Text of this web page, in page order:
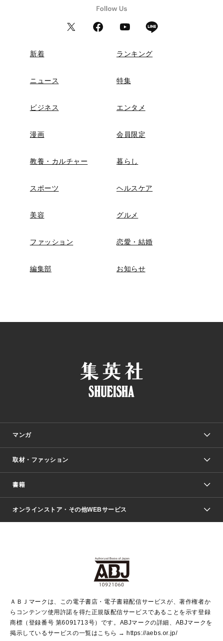
新着 ランキング
ニュース 特集
ビジネス エンタメ
漫画 会員限定
教養・カルチャー 暮らし
スポーツ ヘルスケア
美容 グルメ
ファッション 恋愛・結婚
編集部 お知らせ
マンガ
少年マンガ
Vジャンプ
ジャンプルーキー！
ジャンプTOON
S-MANGA
週刊ヤングジャンプ
ウルトラジャンプ
少女マンガ
リマコミ＋
マンガMeets
月刊オフィスユー
取材・ファッション
Seventeen
LEE
Marisol
芸能・情報・スポーツ
パラスポ＋！
書籍
文芸・文庫・総合
青春と読書
アジア人物史
集英社新書
集英社新書プラス
よみタイ
ライトノベル・ノベライズ
集英社Webマガジン Cobalt
集英社オレンジ文庫
シフォン文庫
集英社みらい文庫
S-KIDS.LAND
オンラインストア・その他WEBサービス
SHUEISHA MANGA-ART HERITAGE
HAPPY PLUS STORE
shueisha vox
EDITOR'S LAB
ＡＢＪマークは、この電子書店・電子書籍配信サービスが、著作権者か
らコンテンツ使用許諾を得た正規版配信サービスであることを示す登録
商標（登録番号 第6091713号）です。ABJマークの詳細、ABJマークを
掲示しているサービスの一覧はこちら → https://aebs.or.jp/